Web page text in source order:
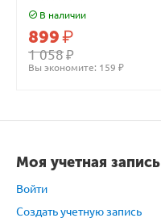
В наличии
1 058₽
899₽
Вы экономите: 159 ₽
Моя учетная запись
Войти
Создать учетную запись